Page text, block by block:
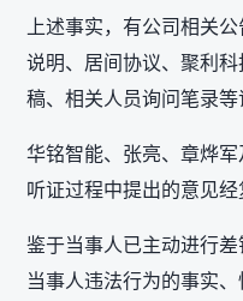
上述事实，有公司相关
说明、居间协议、聚利
稿、相关人员询问笔录等
华铭智能、张亮、章烨
听证过程中提出的意见经
鉴于当事人已主动进行
当事人违法行为的事实